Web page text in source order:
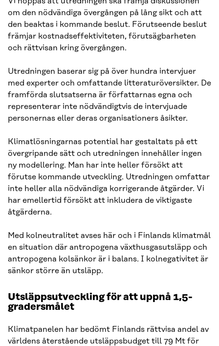
om den nödvändiga övergången på lång sikt och att
den beaktas i kommande beslut. Förutseende beslut
främjar kostnadseffektiviteten, förutsägbarheten
och rättvisan kring övergången.
Utredningen baserar sig på över hundra intervjuer
med experter och omfattande litteraturöversikter. De
framförda slutsatserna är författarnas egna och
representerar inte nödvändigtvis de intervjuade
personernas eller deras organisationers åsikter.
Klimatlösningarnas potential har gestaltats på ett
övergripande sätt och utredningen innehåller ingen
ny modellering. Man har inte heller försökt att
förutse kommande utveckling. Utredningen omfattar
inte heller alla nödvändiga korrigerande åtgärder. Vi
har emellertid försökt att inkludera de viktigaste
åtgärderna.
Med kolneutralitet avses här och i Finlands klimatmål
en situation där antropogena växthusgasutsläpp och
antropogena kolsänkor är i balans. I kolnegativitet är
sänkor större än utsläpp.
Utsläppsutveckling för att uppnå 1,5-
gradersmålet
Klimatpanelen har bedömt Finlands rättvisa andel av
världens återstående utsläppsbudget till 79 Mt för